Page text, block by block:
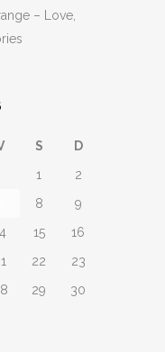
– Love,
S
D
1
2
8
9
15
16
22
23
29
30